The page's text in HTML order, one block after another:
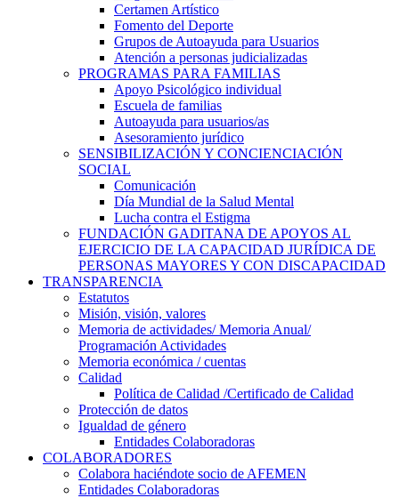
Certamen Artístico
Fomento del Deporte
Grupos de Autoayuda para Usuarios
Atención a personas judicializadas
PROGRAMAS PARA FAMILIAS
Apoyo Psicológico individual
Escuela de familias
Autoayuda para usuarios/as
Asesoramiento jurídico
SENSIBILIZACIÓN Y CONCIENCIACIÓN
SOCIAL
Comunicación
Día Mundial de la Salud Mental
Lucha contra el Estigma
FUNDACIÓN GADITANA DE APOYOS AL
EJERCICIO DE LA CAPACIDAD JURÍDICA DE
PERSONAS MAYORES Y CON DISCAPACIDAD
TRANSPARENCIA
Estatutos
Misión, visión, valores
Memoria de actividades/ Memoria Anual/
Programación Actividades
Memoria económica / cuentas
Calidad
Política de Calidad /Certificado de Calidad
Protección de datos
Igualdad de género
Entidades Colaboradoras
COLABORADORES
Colabora haciéndote socio de AFEMEN
Entidades Colaboradoras